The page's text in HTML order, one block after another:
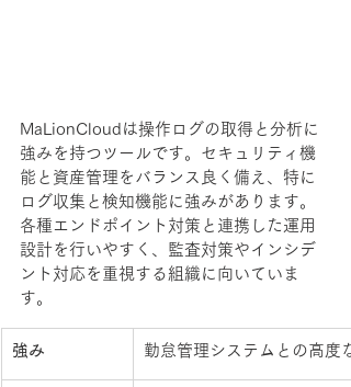
MaLionCloudは操作ログの取得と分析に
強みを持つツールです。セキュリティ機
能と資産管理をバランス良く備え、特に
ログ収集と検知機能に強みがあります。
各種エンドポイント対策と連携した運用
設計を行いやすく、監査対策やインシデ
ント対応を重視する組織に向いていま
す。
強み 勤怠管理システムとの高度